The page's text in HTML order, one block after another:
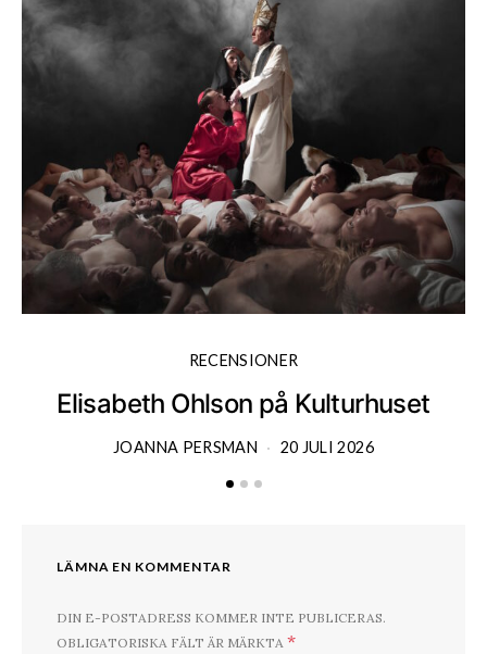
RECENSIONER
Elisabeth Ohlson på Kulturhuset
JOANNA PERSMAN 20 JULI 2026
LÄMNA EN KOMMENTAR
DIN E-POSTADRESS KOMMER INTE PUBLICERAS.
OBLIGATORISKA FÄLT ÄR MÄRKTA *